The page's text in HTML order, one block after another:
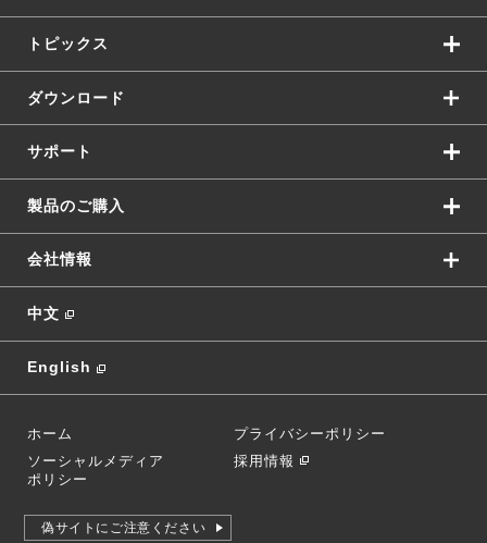
トピックス
ダウンロード
サポート
製品のご購入
会社情報
中文
English
ホーム
プライバシーポリシー
ソーシャルメディア
ポリシー
採用情報
偽サイトにご注意ください